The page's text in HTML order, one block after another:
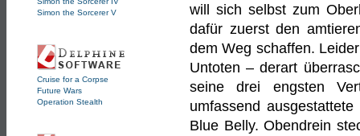
Simon the Sorcerer V
Cruise for a Corpse
Future Wars
Operation Stealth
will sich selbst zum
dafür zuerst den
dem Weg schaffen.
Untoten – derart
seine drei engsten
umfassend
Blue Belly. Obendrein